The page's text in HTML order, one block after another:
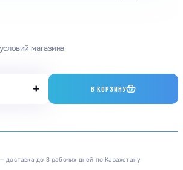
магазина
+ В КОРЗИНУ
доставка до 3 рабочих дней по Казахстану